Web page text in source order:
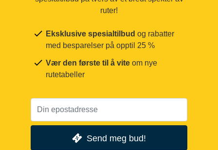
ruter!
Eksklusive spesialtilbud og rabatter
med besparelser på opptil 25 %
Vær den første til å vite om nye
rutetabeller
Send meg bud!